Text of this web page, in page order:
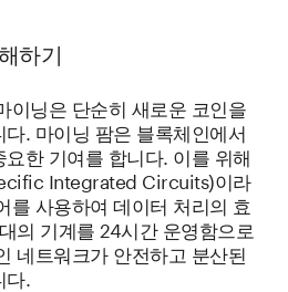
하기
이닝은 단순히 새로운 코인을
. 마이닝 팜은 블록체인에서
한 기여를 합니다. 이를 위해
Integrated Circuits)이라
를 사용하여 데이터 처리의 효
의 기계를 24시간 운영함으로
네트워크가 안전하고 분산된
.